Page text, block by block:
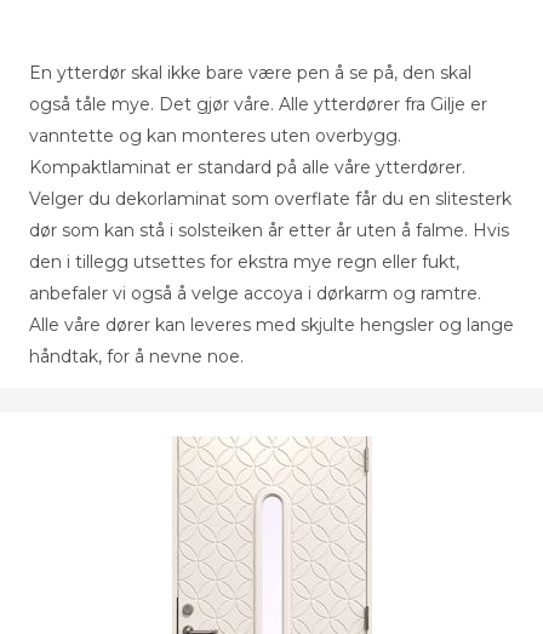
En ytterdør skal ikke bare være pen å se på, den skal
også tåle mye. Det gjør våre. Alle ytterdører fra Gilje er
vanntette og kan monteres uten overbygg.
Kompaktlaminat er standard på alle våre ytterdører.
Velger du dekorlaminat som overflate får du en slitesterk
dør som kan stå i solsteiken år etter år uten å falme. Hvis
den i tillegg utsettes for ekstra mye regn eller fukt,
anbefaler vi også å velge accoya i dørkarm og ramtre.
Alle våre dører kan leveres med skjulte hengsler og lange
håndtak, for å nevne noe.